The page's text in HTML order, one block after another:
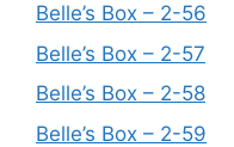
Belle’s Box – 2-56
Belle’s Box – 2-57
Belle’s Box – 2-58
Belle’s Box – 2-59